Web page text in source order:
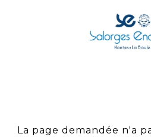
La page demandée n'a